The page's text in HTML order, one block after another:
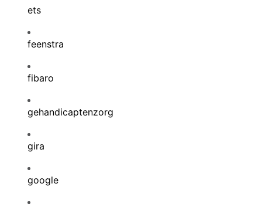
ets
feenstra
fibaro
gehandicaptenzorg
gira
google